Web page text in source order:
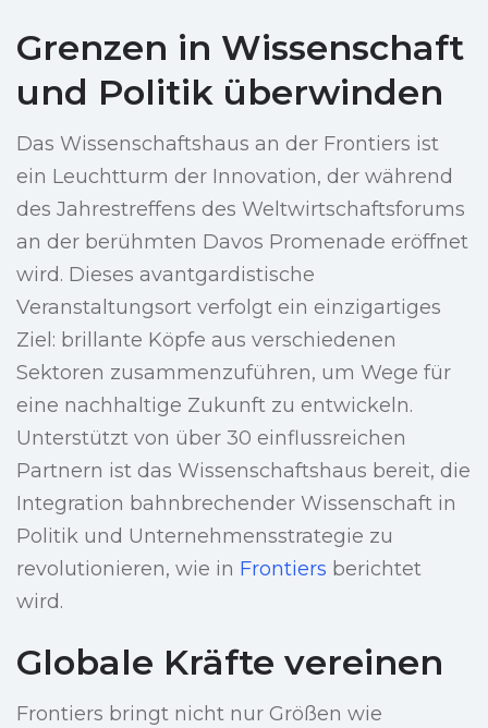
Grenzen in Wissenschaft
und Politik überwinden
Das Wissenschaftshaus an der Frontiers ist
ein Leuchtturm der Innovation, der während
des Jahrestreffens des Weltwirtschaftsforums
an der berühmten Davos Promenade eröffnet
wird. Dieses avantgardistische
Veranstaltungsort verfolgt ein einzigartiges
Ziel: brillante Köpfe aus verschiedenen
Sektoren zusammenzuführen, um Wege für
eine nachhaltige Zukunft zu entwickeln.
Unterstützt von über 30 einflussreichen
Partnern ist das Wissenschaftshaus bereit, die
Integration bahnbrechender Wissenschaft in
Politik und Unternehmensstrategie zu
revolutionieren, wie in Frontiers berichtet
wird.
Globale Kräfte vereinen
Frontiers bringt nicht nur Größen wie